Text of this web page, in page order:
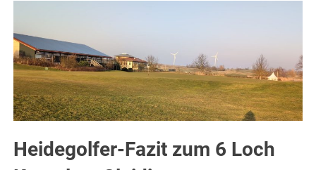
Heidegolfer-Fazit zum 6 Loch